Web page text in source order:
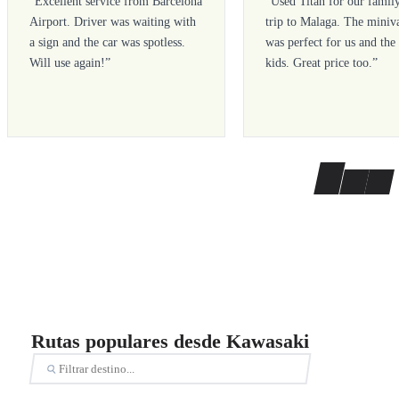
Airport. Driver was waiting with
a sign and the car was spotless.
Will use again!”
trip to Malaga. The
was perfect for us and the
kids. Great price too.”
Rutas populares desde Kawasaki